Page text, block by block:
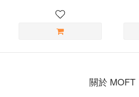
關於 MOFT